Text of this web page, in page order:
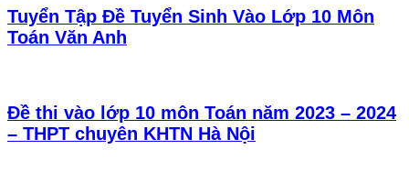
Tuyển Tập Đề Tuyển Sinh Vào Lớp 10 Môn
Toán Văn Anh
Đề thi vào lớp 10 môn Toán năm 2023 – 2024
– THPT chuyên KHTN Hà Nội